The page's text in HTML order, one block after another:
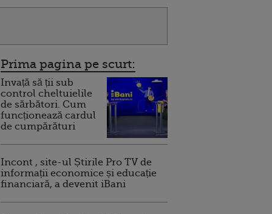
Prima pagina pe scurt:
Invață să ții sub
control cheltuielile
de sărbători. Cum
funcționează cardul
de cumpărături
Incont , site-ul Știrile Pro TV de
informații economice și educație
financiară, a devenit iBani